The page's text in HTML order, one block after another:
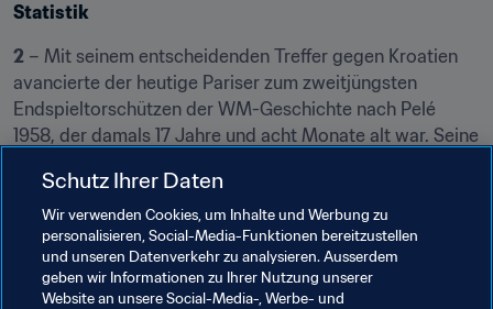
Statistik
2 – Mit seinem entscheidenden Treffer gegen Kroatien
avancierte der heutige Pariser zum zweitjüngsten
Endspieltorschützen der WM-Geschichte nach Pelé
1958, der damals 17 Jahre und acht Monate alt war. Seine
zudem zum zweitjüngsten Doppeltorschützen bei der
Weltmeisterschaft. Jünger war erneut nur die
brasilianische Fussballlegende im Finale 1958 gegen
Schweden (17 Jahre und 8 Monate, siehe oben).
Schutz Ihrer Daten
Wir verwenden Cookies, um Inhalte und Werbung zu
personalisieren, Social-Media-Funktionen bereitzustellen
und unseren Datenverkehr zu analysieren. Ausserdem
geben wir Informationen zu Ihrer Nutzung unserer
Website an unsere Social-Media-, Werbe- und